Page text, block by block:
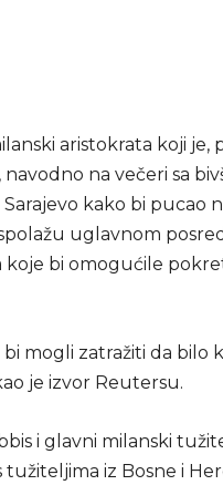
aristokrata koji je,
na večeri sa
kako bi pucao
uglavnom
koje bi omogućile
mogli zatražiti da bilo
je izvor Reutersu.
i glavni milanski
tužiteljima iz Bosne i